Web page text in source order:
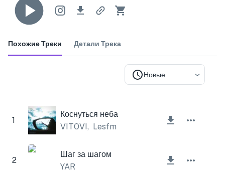
Похожие Треки Детали Трека
Новые
1
Коснуться неба
VITOVI, Lesfm
2
Шаг за шагом
YAR